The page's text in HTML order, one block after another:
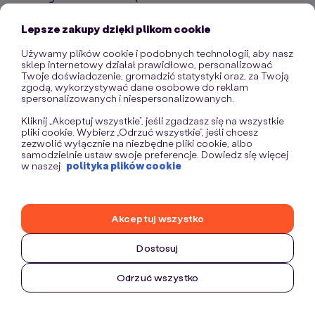
Lepsze zakupy dzięki plikom cookie
Używamy plików cookie i podobnych technologii, aby nasz
sklep internetowy działał prawidłowo, personalizować
Twoje doświadczenie, gromadzić statystyki oraz, za Twoją
zgodą, wykorzystywać dane osobowe do reklam
spersonalizowanych i niespersonalizowanych.
Kliknij „Akceptuj wszystkie”, jeśli zgadzasz się na wszystkie
pliki cookie. Wybierz „Odrzuć wszystkie”, jeśli chcesz
zezwolić wyłącznie na niezbędne pliki cookie, albo
samodzielnie ustaw swoje preferencje. Dowiedz się więcej
w naszej polityka plików cookie
Dostosuj
Odrzuć wszystko
Akceptuj wszystko